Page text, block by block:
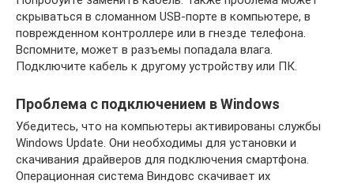
скрываться в сломанном USB-порте в компьютере, в
поврежденном контроллере или в гнезде телефона.
Вспомните, может в разъемы попадала влага.
Подключите кабель к другому устройству или ПК.
Проблема с подключением в Windows
Убедитесь, что на компьютеры активированы службы
Windows Update. Они необходимы для установки и
скачивания драйверов для подключения смартфона.
Операционная система Виндовс скачивает их